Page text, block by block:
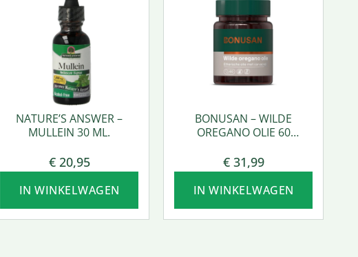
NATURE’S ANSWER –
MULLEIN 30 ML.
€20,95
IN WINKELWAGEN
BONUSAN – WILDE
OREGANO OLIE 60
€31,99
IN WINKELWAGEN